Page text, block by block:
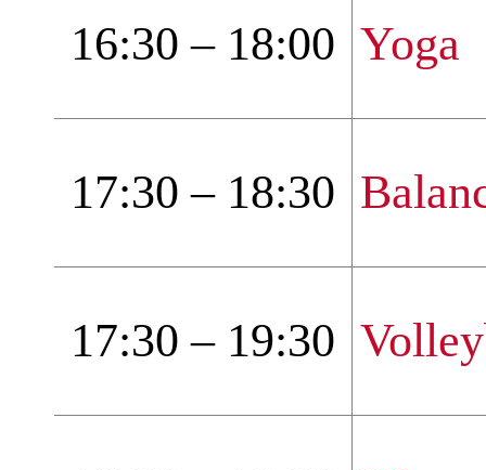
16:30 – 18:00 Yoga
17:30 – 18:30
17:30 – 19:30